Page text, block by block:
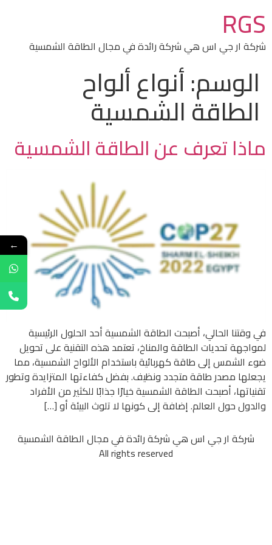
RGS
شركة ار جي اس هي شركة رائدة في مجال الطاقة الشمسية
الوسم:أنواع ألواح
الطاقة الشمسية
ماذا تعرف عن الطاقة الشمسية
في وقتنا الحالي، أصبحت الطاقة الشمسية أحد الحلول الرئيسية
لمواجهة تحديات الطاقة والمناخ، تعتمد هذه التقنية على تحويل
ضوء الشمس إلى طاقة كهربائية باستخدام الألواح الشمسية، مما
يجعلها مصدر طاقة متجدد ونظيف. بفضل كفاءتها المتزايدة وتطور
تقنياتها، أصبحت الطاقة الشمسية خيارًا جذابًا للكثير من الأفراد
والدول حول العالم. إضافة إلى كونها لا تلوث البيئة أو […]
شركة ار جي اس هي شركة رائدة في مجال الطاقة الشمسية
All rights reserved
←